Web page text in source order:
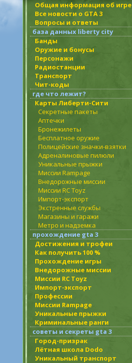
Общая информация об игре
Все новости о GTA 3
Вопросы и ответы
база данных liberty city
Банды
Оружие и бонусы
Персонажи
Радиостанции
Транспорт
Чит-коды
где что лежит?
Карты Либерти-Сити
Секретные пакеты
Аптечки
Бронежилеты
Бесплатное оружие
Полицейские значки-взятки
Адреналиновые пилюли
Уникальные прыжки
Миссии Rampage
Внедорожные миссии
Миссии RC Toyz
Импорт-экспорт
Экстренные службы
Магазины и гаражи
Метро и надземка
прохождение gta 3
Достижения и трофеи
Как получить 100 %
Прохождение игры
Внедорожные миссии
Миссии RC Toyz
Импорт-экспорт
Профессии
Миссии Rampage
Уникальные прыжки
Криминальные ранги
советы и секреты gta 3
Город-призрак
Лётная школа Dodo
Уникальный транспорт